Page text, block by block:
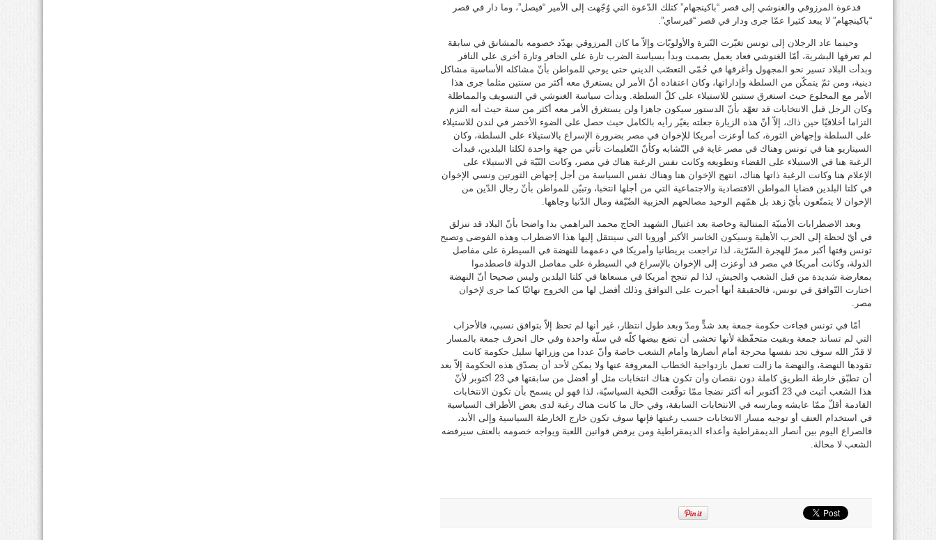
فدعوة المرزوقي والغنوشي إلى قصر “باكينجهام” كتلك الدّعوة التي وُجّهت إلى الأمير “فيصل”، وما دار في قصر
“باكينجهام” لا يبعد كثيرا عمّا جرى ودار في قصر “فيرساي”.
وحينما عاد الرجلان إلى تونس تغيّرت النّبرة والأولويّات وإلاّ ما كان المرزوقي يهدّد خصومه بالمشانق في سابقة
لم تعرفها البشرية، أمّا الغنوشي فعاد يعمل بصمت وبدأ بسياسة الضرب تارة على الحافر وتارة أخرى على النافر
وبدأت البلاد تسير نحو المجهول وأغرقها في حُمّى التعصّب الديني حتى يوحي للمواطن بأنّ مشاكله الأساسية مشاكل
دينية، ومن ثمّ يتمكّن من السلطة وإداراتها، وكان اعتقاده أنّ الأمر لن يستغرق معه أكثر من سنتين مثلما جرى هذا
الأمر مع المخلوع حيث استغرق سنتين للاستيلاء على كلّ السلطة. وبدأت سياسة الغنوشي في التسويف والمماطلة
وكان الرجل قبل الانتخابات قد تعهّد بأنّ الدستور سيكون جاهزا ولن يستغرق الأمر معه أكثر من سنة حيث أنه التزم
التزاما أخلاقيّا حين ذاك، إلاّ أنّ هذه الزيارة جعلته يغيّر رأيه بالكامل حيث حصل على الضوء الأخضر في لندن للاستيلاء
على السلطة وإجهاض الثورة، كما أوعزت أمريكا للإخوان في مصر بضرورة الإسراع بالاستيلاء على السلطة، وكان
السيناريو هنا في تونس وهناك في مصر غاية في التّشابه وكأنّ التّعليمات تأتي من جهة واحدة لكلتا البلدين، فبدأت
الرغبة هنا في الاستيلاء على القضاء وتطويعه وكانت نفس الرغبة هناك في مصر، وكانت النّيّة في الاستيلاء على
الإعلام هنا وكانت الرغبة ذاتها هناك، انتهج الإخوان هنا وهناك نفس السياسة من أجل إجهاض الثورتين ونسي الإخوان
في كلتا البلدين قضايا المواطن الاقتصادية والاجتماعية التي من أجلها انتخبا، وتبيّن للمواطن بأنّ رجال الدّين من
الإخوان لا يتمتّعون بأيّ زهد بل همّهم الوحيد مصالحهم الحزبية الضّيّقة ومال الدّنيا وجاهها.
وبعد الاضطرابات الأمنيّة المتتالية وخاصة بعد اغتيال الشهيد الحاج محمد البراهمي بدا واضحا بأنّ البلاد قد تنزلق
في أيّ لحظة إلى الحرب الأهلية وسيكون الخاسر الأكبر أوروبا التي سينتقل إليها هذا الاضطراب وهذه الفوضى وتصبح
تونس وقتها أكبر ممرّ للهجرة السّرّية، لذا تراجعت بريطانيا وأمريكا في دعمهما للنهضة في السيطرة على مفاصل
الدولة، وكانت أمريكا في مصر قد أوعزت إلى الإخوان بالإسراع في السيطرة على مفاصل الدولة فاصطدموا
بمعارضة شديدة من قبل الشعب والجيش، لذا لم تنجح أمريكا في مسعاها في كلتا البلدين وليس صحيحا أنّ النهضة
اختارت التّوافق في تونس، فالحقيقة أنها أجبرت على التوافق وذلك أفضل لها من الخروج نهائيّا كما جرى لإخوان
مصر.
أمّا في تونس فجاءت حكومة جمعة بعد شدٍّ ومدّ وبعد طول انتظار، غير أنها لم تحظ إلاّ بتوافق نسبي، فالأحزاب
التي لم تساند جمعة وبقيت متحفّظة لأنها تخشى أن تضع بيضها كلّه في سلّة واحدة وفي حال انحرف جمعة بالمسار
لا قدّر الله سوف تجد نفسها محرجة أمام أنصارها وأمام الشعب خاصة وأنّ عددا من وزرائها سليل حكومة كانت
تقودها النهضة، والنهضة ما زالت تعمل بازدواجية الخطاب المعروفة عنها ولا يمكن لأحد أن يصدّق هذه الحكومة إلاّ بعد
أن تطبّق خارطة الطريق كاملة دون نقصان وأن تكون هناك انتخابات مثل أو أفضل من سابقتها في 23 أكتوبر لأنّ
هذا الشعب أثبت في 23 أكتوبر أنه أكثر نضجا ممّا توقّعت النّخبة السياسيّة، لذا فهو لن يسمح بأن تكون الانتخابات
القادمة أقلّ ممّا عايشه ومارسه في الانتخابات السابقة، وفي حال ما كانت هناك رغبة لدى بعض الأطراف السياسية
في استخدام العنف أو توجيه مسار الانتخابات حسب رغبتها فإنها سوف تكون خارج الخارطة السياسية وإلى الأبد،
فالصراع اليوم بين أنصار الديمقراطية وأعداء الديمقراطية ومن يرفض قوانين اللعبة ويواجه خصومه بالعنف سيرفضه
الشعب لا محالة.